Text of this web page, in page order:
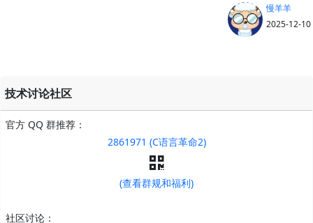
慢羊羊
2025-12-10
技术讨论社区
官方 QQ 群推荐：
2861971 (C语言革命2)
(查看群规和福利)
社区讨论：